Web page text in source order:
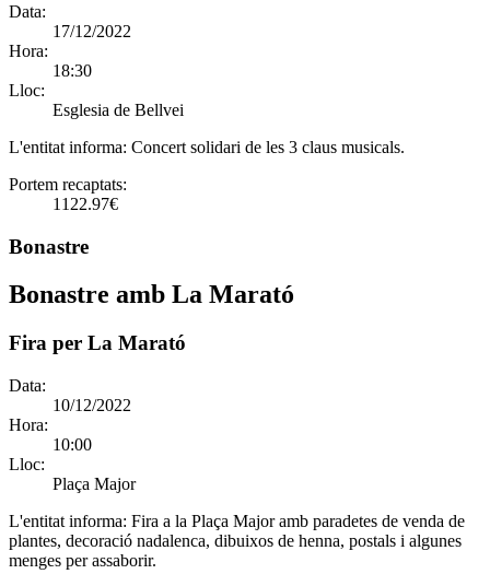
Data:
17/12/2022
Hora:
18:30
Lloc:
Esglesia de Bellvei
L'entitat informa: Concert solidari de les 3 claus musicals.
Portem recaptats:
1122.97€
Bonastre
Bonastre amb La Marató
Fira per La Marató
Data:
10/12/2022
Hora:
10:00
Lloc:
Plaça Major
L'entitat informa: Fira a la Plaça Major amb paradetes de venda de
plantes, decoració nadalenca, dibuixos de henna, postals i algunes
menges per assaborir.